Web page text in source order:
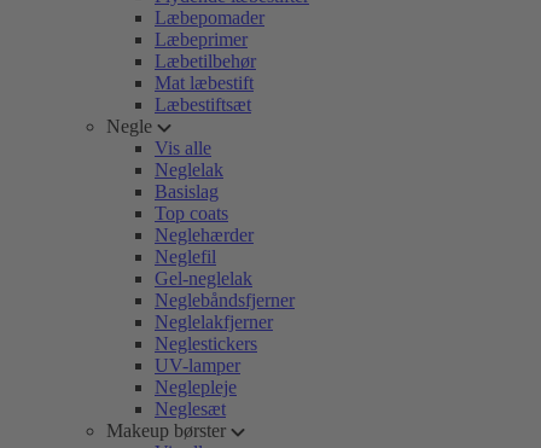
Læbepomader
Læbeprimer
Læbetilbehør
Mat læbestift
Læbestiftsæt
Negle
Vis alle
Neglelak
Basislag
Top coats
Neglehærder
Neglefil
Gel-neglelak
Neglebåndsfjerner
Neglelakfjerner
Neglestickers
UV-lamper
Neglepleje
Neglesæt
Makeup børster